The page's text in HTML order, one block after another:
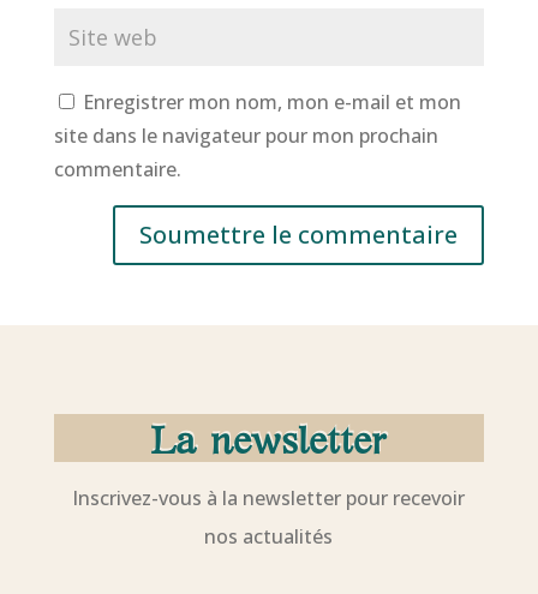
Enregistrer mon nom, mon e-mail et mon
site dans le navigateur pour mon prochain
commentaire.
Soumettre le commentaire
La newsletter
Inscrivez-vous à la newsletter pour recevoir
nos actualités